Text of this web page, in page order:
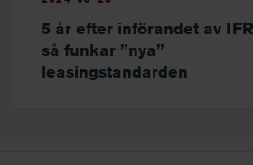
5 år efter införandet av
så funkar ”nya”
leasingstandarden